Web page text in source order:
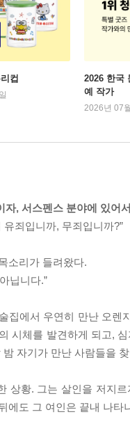
컵
2026 한국
예 작가
2026년 07
자, 서스펜스 분야에 있어
죄입니까, 무죄입니까?”
소리가 들려왔다.
닙니다.”
집에서 우연히 만난 오
시체를 발견하게 되고,
자기가 만난 사람들을
상황. 그는 살인을 저지
에도 그 여인은 끝내 나